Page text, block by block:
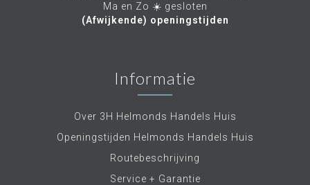
Ma en Zo ☀️ gesloten
(Afwijkende) openingstijden
Informatie
Over 3H Helmonds Handels Huis
Openingstijden Helmonds Handels Huis
Routebeschrijving
Service + Garantie